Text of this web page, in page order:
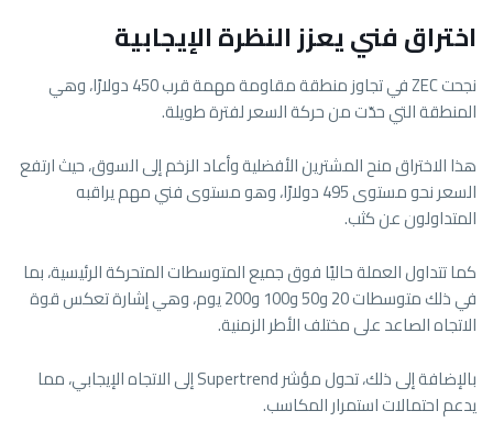
اختراق فني يعزز النظرة الإيجابية
نجحت ZEC في تجاوز منطقة مقاومة مهمة قرب 450 دولارًا، وهي
المنطقة التي حدّت من حركة السعر لفترة طويلة.
هذا الاختراق منح المشترين الأفضلية وأعاد الزخم إلى السوق، حيث ارتفع
السعر نحو مستوى 495 دولارًا، وهو مستوى فني مهم يراقبه
المتداولون عن كثب.
كما تتداول العملة حاليًا فوق جميع المتوسطات المتحركة الرئيسية، بما
في ذلك متوسطات 20 و50 و100 و200 يوم، وهي إشارة تعكس قوة
الاتجاه الصاعد على مختلف الأطر الزمنية.
بالإضافة إلى ذلك، تحول مؤشر Supertrend إلى الاتجاه الإيجابي، مما
يدعم احتمالات استمرار المكاسب.